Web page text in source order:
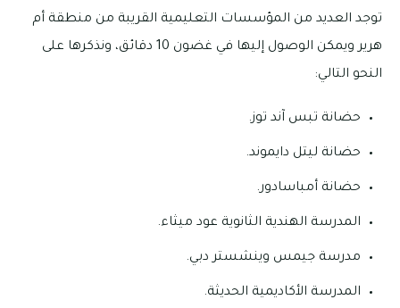
توجد العديد من المؤسسات التعليمية القريبة من منطقة أم
هرير ويمكن الوصول إليها في غضون 10 دقائق، ونذكرها على
النحو التالي:
حضانة تبس آند توز.
حضانة ليتل دايموند.
حضانة أمباسادور.
المدرسة الهندية الثانوية عود ميثاء.
مدرسة جيمس وينشستر دبي.
المدرسة الأكاديمية الحديثة.